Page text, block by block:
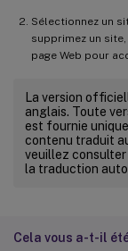
Sélectionnez un
supprimez un
page Web pour
La version
anglais. Toute
est fournie
contenu traduit
veuillez
la traduction
Cela vous a-t-il